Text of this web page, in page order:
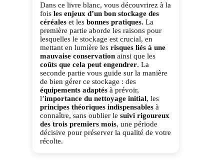
Dans ce livre blanc, vous découvrirez à la
fois les enjeux d’un bon stockage des
céréales et les bonnes pratiques. La
première partie aborde les raisons pour
lesquelles le stockage est crucial, en
mettant en lumière les risques liés à une
mauvaise conservation ainsi que les
coûts que cela peut engendrer. La
seconde partie vous guide sur la manière
de bien gérer ce stockage : des
équipements adaptés à prévoir,
l’importance du nettoyage initial, les
principes théoriques indispensables à
connaître, sans oublier le suivi rigoureux
des trois premiers mois, une période
décisive pour préserver la qualité de votre
récolte.